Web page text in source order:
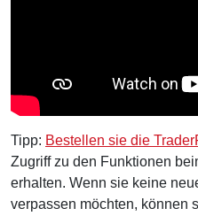
Tipp: Bestellen sie die
Zugriff zu den Funktionen
erhalten. Wenn sie keine
verpassen möchten, können